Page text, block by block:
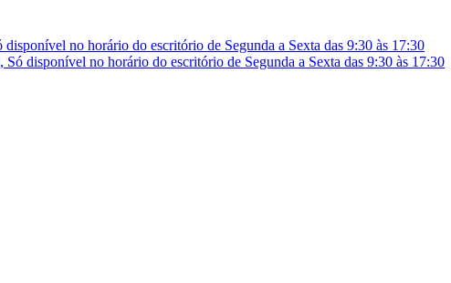
no horário do escritório de Segunda a Sexta das 9:30 às 17:30
disponível no horário do escritório de Segunda a Sexta das 9:30 às 17:30